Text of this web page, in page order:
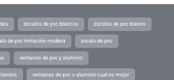
zocalos de pvc blancos zocalos de pvc blanco
de pvc imitación madera zocalo de pvc
ventanas de pvc y aluminio
ventanas de pvc o aluminio cual es mejor